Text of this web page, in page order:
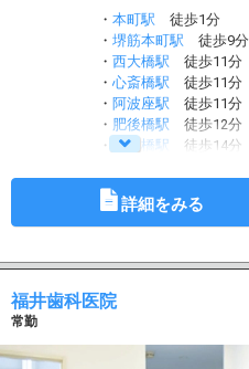
・ 本町駅 徒歩1分
・ 堺筋本町駅 徒歩9分
・ 西大橋駅 徒歩11分
・ 心斎橋駅 徒歩11分
・ 阿波座駅 徒歩11分
・ 肥後橋駅 徒歩12分
・
淀屋橋駅 徒歩14分
詳細をみる
福井歯科医院
常勤